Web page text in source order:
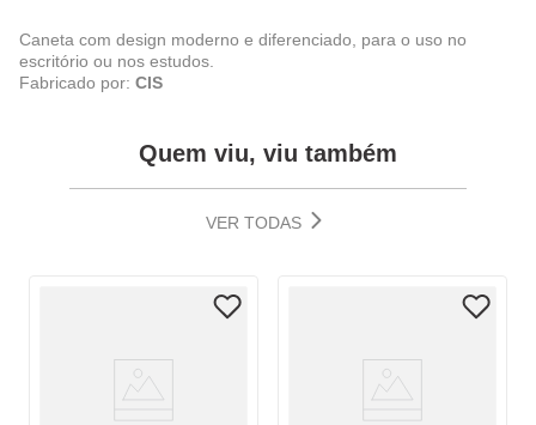
Caneta com design moderno e diferenciado, para o uso no
escritório ou nos estudos.
Fabricado por: CIS
Quem viu, viu também
VER TODAS